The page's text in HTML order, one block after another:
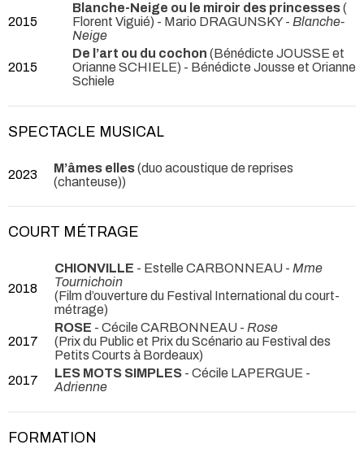
2015
Blanche-Neige ou le miroir des princesses(
Florent Viguié) - Mario DRAGUNSKY - Blanche-
Neige
2015
De l’art ou du cochon (Bénédicte JOUSSE et
Orianne SCHIELE) - Bénédicte Jousse et Orianne
Schiele
SPECTACLE MUSICAL
2023 M’âmes elles(duo acoustique de reprises
(chanteuse))
COURT MÉTRAGE
2018
CHIONVILLE - Estelle CARBONNEAU - Mme
Tournichoin
(Film d’ouverture du Festival International du court-
métrage)
2017
ROSE - Cécile CARBONNEAU - Rose
(Prix du Public et Prix du Scénario au Festival des
Petits Courts à Bordeaux)
2017
LES MOTS SIMPLES - Cécile LAPERGUE -
Adrienne
FORMATION